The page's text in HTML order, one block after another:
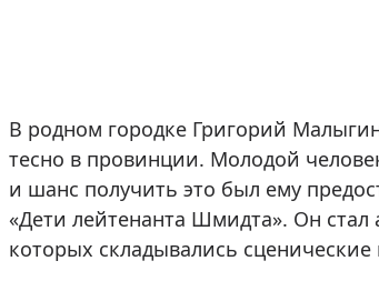
В родном городке Григорий
тесно в провинции. Молодой
и шанс получить это был ему
«Дети лейтенанта Шмидта». Он
которых складывались сценические